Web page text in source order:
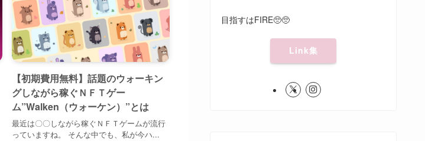
【初期費用無料】話題のウォーキン
グしながら稼ぐＮＦＴゲー
ム”Walken（ウォーケン）”とは
最近は〇〇しながら稼ぐＮＦＴゲームが流行
っていますね。 そんな中でも、私が今ハ...
目指すはFIRE🥺🥺
Link集